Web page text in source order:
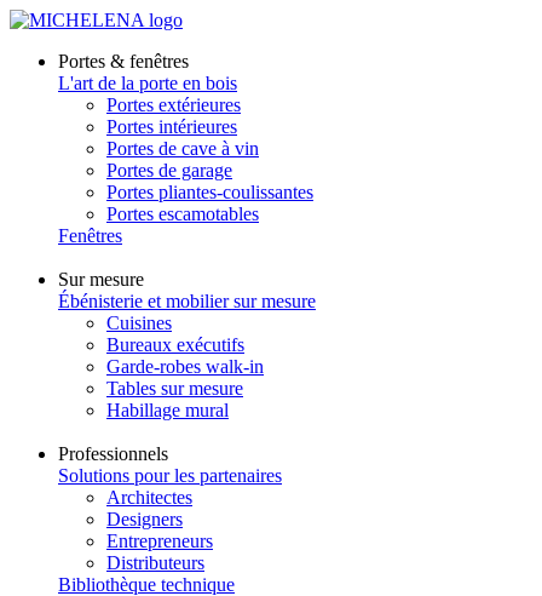
Portes & fenêtres
L'art de la porte en bois
Portes extérieures
Portes intérieures
Portes de cave à vin
Portes de garage
Portes pliantes-coulissantes
Portes escamotables
Fenêtres
Sur mesure
Ébénisterie et mobilier sur mesure
Cuisines
Bureaux exécutifs
Garde-robes walk-in
Tables sur mesure
Habillage mural
Professionnels
Solutions pour les partenaires
Architectes
Designers
Entrepreneurs
Distributeurs
Bibliothèque technique